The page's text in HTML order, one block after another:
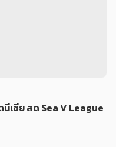
เซีย สด Sea V League